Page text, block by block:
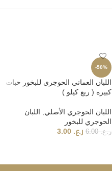
-50%
اللبان العماني الحوجري للبخور حبات
كبيره ( ربع كيلو )
اللبان الحوجري الأصلي
اللبان
الحوجري للبخور
ر.ع.6.00 ر.ع.